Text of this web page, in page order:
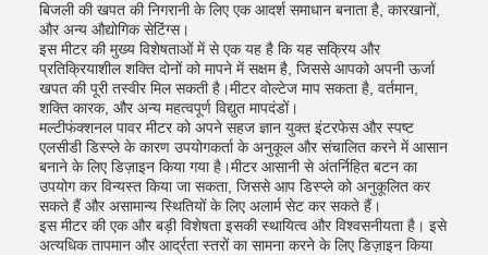
बिजली की खपत की निगरानी के लिए एक आदर्श समाधान बनाता है, कारखानों,
और अन्य औद्योगिक सेटिंग्स।
इस मीटर की मुख्य विशेषताओं में से एक यह है कि यह सक्रिय और
प्रतिक्रियाशील शक्ति दोनों को मापने में सक्षम है, जिससे आपको अपनी ऊर्जा
खपत की पूरी तस्वीर मिल सकती है।मीटर वोल्टेज माप सकता है, वर्तमान,
शक्ति कारक, और अन्य महत्वपूर्ण विद्युत मापदंडों।
मल्टीफंक्शनल पावर मीटर को अपने सहज ज्ञान युक्त इंटरफेस और स्पष्ट
एलसीडी डिस्प्ले के कारण उपयोगकर्ता के अनुकूल और संचालित करने में आसान
बनाने के लिए डिज़ाइन किया गया है।मीटर आसानी से अंतर्निहित बटन का
उपयोग कर विन्यस्त किया जा सकता, जिससे आप डिस्प्ले को अनुकूलित कर
सकते हैं और असामान्य स्थितियों के लिए अलार्म सेट कर सकते हैं।
इस मीटर की एक और बड़ी विशेषता इसकी स्थायित्व और विश्वसनीयता है। इसे
अत्यधिक तापमान और आर्द्रता स्तरों का सामना करने के लिए डिज़ाइन किया